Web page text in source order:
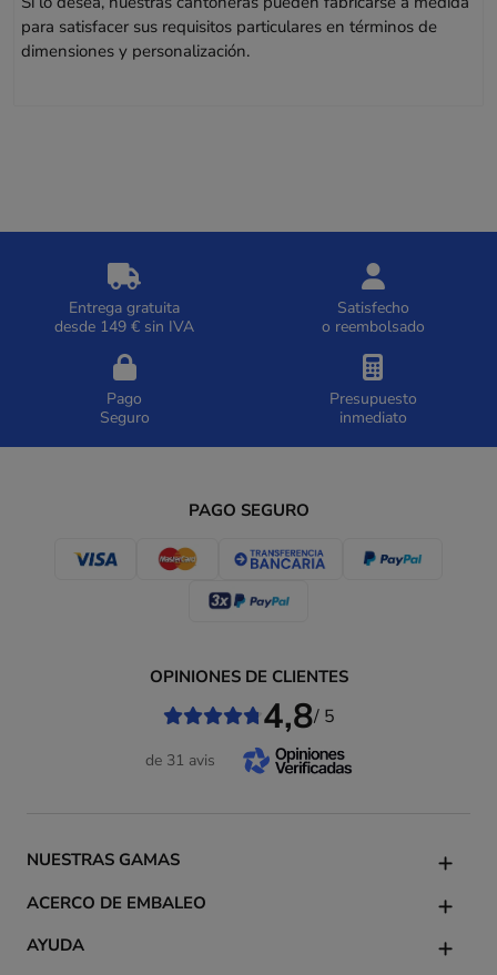
para satisfacer sus requisitos particulares en términos de
dimensiones y personalización.
Entrega gratuita
desde 149 € sin IVA
Satisfecho
o reembolsado
Pago
Seguro
Presupuesto
inmediato
PAGO SEGURO
NUESTRAS GAMAS
ACERCO DE EMBALEO
AYUDA
OPINIONES DE CLIENTES
4,8/ 5
de 31 avis